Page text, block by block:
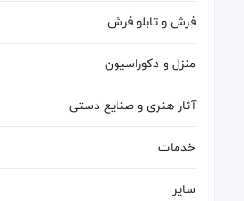
فرش و تابلو فرش
منزل و دکوراسیون
آثار هنری و صنایع دستی
خدمات
سایر